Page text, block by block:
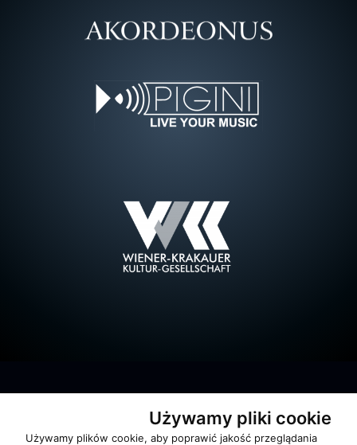
Używamy pliki cookie
Używamy plików cookie, aby poprawić jakość przeglądania